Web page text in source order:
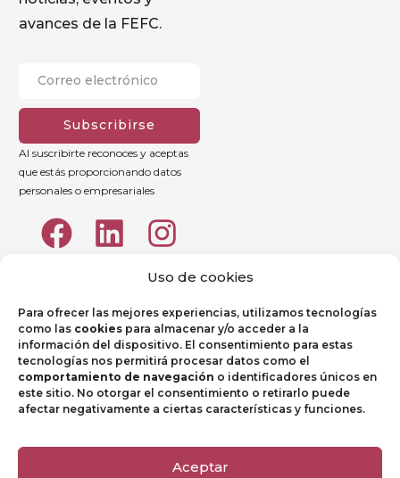
Uso de cookies
Para ofrecer las mejores experiencias, utilizamos tecnologías
como las cookies para almacenar y/o acceder a la
información del dispositivo. El consentimiento para estas
tecnologías nos permitirá procesar datos como el
comportamiento de navegación o identificadores únicos en
este sitio. No otorgar el consentimiento o retirarlo puede
afectar negativamente a ciertas características y funciones.
Aceptar
avances de la FEFC.
Subscribirse
Al suscribirte reconoces y aceptas
que estás proporcionando datos
personales o empresariales
Aviso legal
Política de Privacidad